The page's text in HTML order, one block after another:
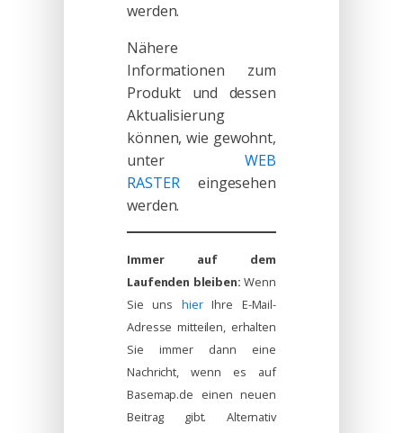
werden.
Nähere
Informationen zum
Produkt und dessen
Aktualisierung
können, wie gewohnt,
unterWEB
RASTEReingesehen
werden.
Immer auf dem
Laufenden bleiben: Wenn
Sie uns hierIhre E-Mail-
Adresse mitteilen, erhalten
Sie immer dann eine
Nachricht, wenn es auf
Basemap.de einen neuen
Beitrag gibt. Alternativ